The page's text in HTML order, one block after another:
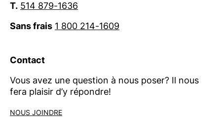
T. 514 879-1636
Sans frais 1 800 214-1609
Contact
Vous avez une question à nous poser? Il nous
fera plaisir d’y répondre!
NOUS JOINDRE